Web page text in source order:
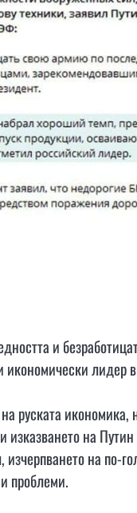
и
лидер
руската
на Путин
на по-
проблеми.